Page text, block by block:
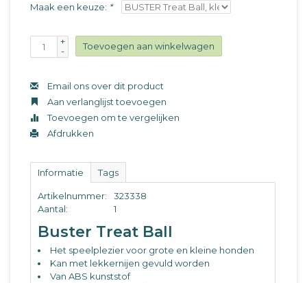
Maak een keuze: *
+
-
Toevoegen aan winkelwagen
Email ons over dit product
Aan verlanglijst toevoegen
Toevoegen om te vergelijken
Afdrukken
Informatie Tags
Artikelnummer:
323338
Aantal:
1
Buster Treat Ball
Het speelplezier voor grote en kleine honden
Kan met lekkernijen gevuld worden
Van ABS kunststof